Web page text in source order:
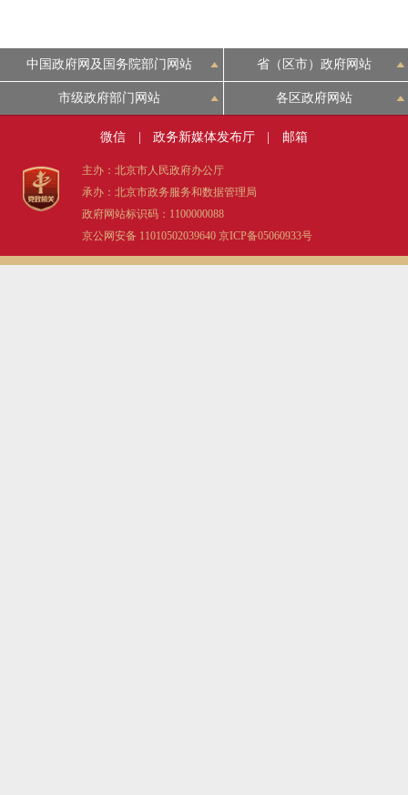
中国政府网及国务院部门网站 省（区市）政府网站
市级政府部门网站 各区政府网站
微信 政务新媒体发布厅 邮箱
主办：北京市人民政府办公厅
承办：北京市政务服务和数据管理局
政府网站标识码：1100000088
京公网安备 11010502039640 京ICP备05060933号